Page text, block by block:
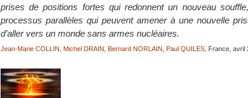
prises de positions fortes qui redonnent un nouveau
processus parallèles qui peuvent amener à une nouvelle
d’aller vers un monde sans armes nucléaires.
Jean-Marie COLLIN Michel DRAIN Bernard NORLAIN Paul QUILES , France, avril